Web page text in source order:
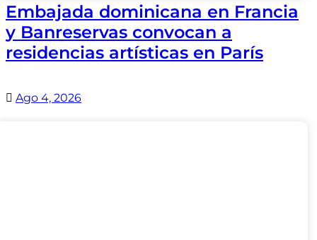
Embajada dominicana en Francia
y Banreservas convocan a
residencias artísticas en París
Ago 4, 2026